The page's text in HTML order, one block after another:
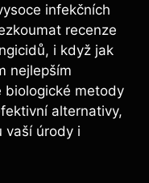
infekčních
recenze
i když jak
nejlepším
biologické metody
alternativy,
vaší úrody i